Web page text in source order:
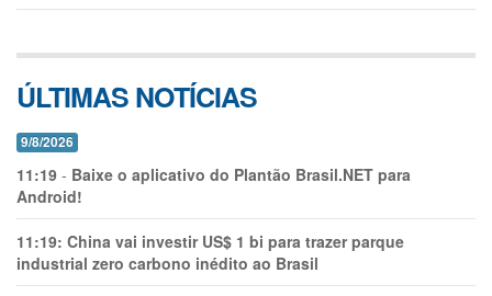
ÚLTIMAS NOTÍCIAS
9/8/2026
11:19 - Baixe o aplicativo do Plantão Brasil.NET para
Android!
11:19: China vai investir US$ 1 bi para trazer parque
industrial zero carbono inédito ao Brasil